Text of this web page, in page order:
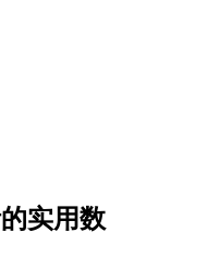
实用数